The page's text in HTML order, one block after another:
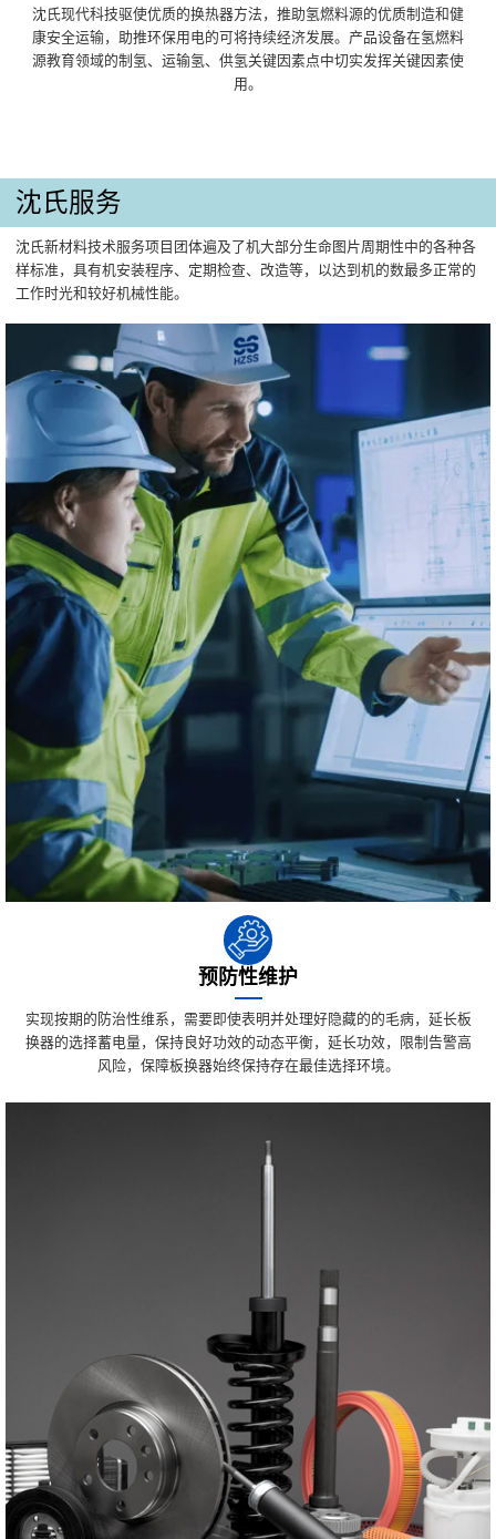
沈氏现代科技驱使优质的换热器方法，推助氢燃料源的优质制造和健
康安全运输，助推环保用电的可将持续经济发展。产品设备在氢燃料
源教育领域的制氢、运输氢、供氢关键因素点中切实发挥关键因素使
用。
沈氏服务
沈氏新材料技术服务项目团体遍及了机大部分生命图片周期性中的各种各
样标准，具有机安装程序、定期检查、改造等，以达到机的数最多正常的
工作时光和较好机械性能。
预防性维护
实现按期的防治性维系，需要即使表明并处理好隐藏的的毛病，延长板
换器的选择蓄电量，保持良好功效的动态平衡，延长功效，限制告警高
风险，保障板换器始终保持存在最佳选择环境。